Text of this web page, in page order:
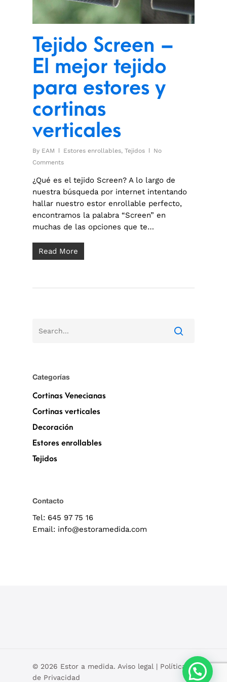
Tejido Screen –
El mejor tejido
para estores y
cortinas
verticales
By EAM Estores enrollables, Tejidos
No
Comments
¿Qué es el tejido Screen? A lo largo de
nuestra búsqueda por internet intentando
hallar nuestro estor enrollable perfecto,
encontramos la palabra “Screen” en
muchas de las opciones que te…
Read More
Categorías
Cortinas Venecianas
Cortinas verticales
Decoración
Estores enrollables
Tejidos
Contacto
Tel: 645 97 75 16
Email: info@estoramedida.com
© 2026 Estor a medida. Aviso legal | Política
de Privacidad